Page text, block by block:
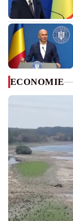
ECONOMIE